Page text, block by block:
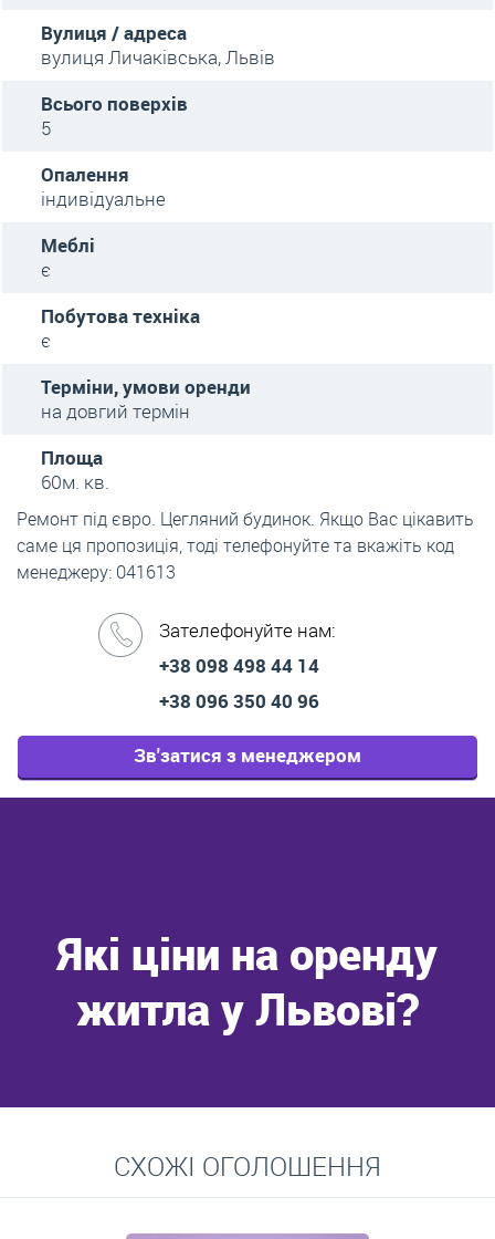
Вулиця / адреса
вулиця Личаківська, Львів
Всього поверхів
5
Опалення
індивідуальне
Меблі
є
Побутова техніка
є
Терміни, умови оренди
на довгий термін
Площа
60м. кв.
Ремонт під євро. Цегляний будинок. Якщо Вас цікавить
саме ця пропозиція, тоді телефонуйте та вкажіть код
менеджеру: 041613
Зателефонуйте нам:
+38 098 498 44 14
+38 096 350 40 96
Зв'затися з менеджером
Які ціни на оренду
житла у Львові?
Середні ціни на довготривалу оренду квартир, особняків,
кімнат
СХОЖІ ОГОЛОШЕННЯ